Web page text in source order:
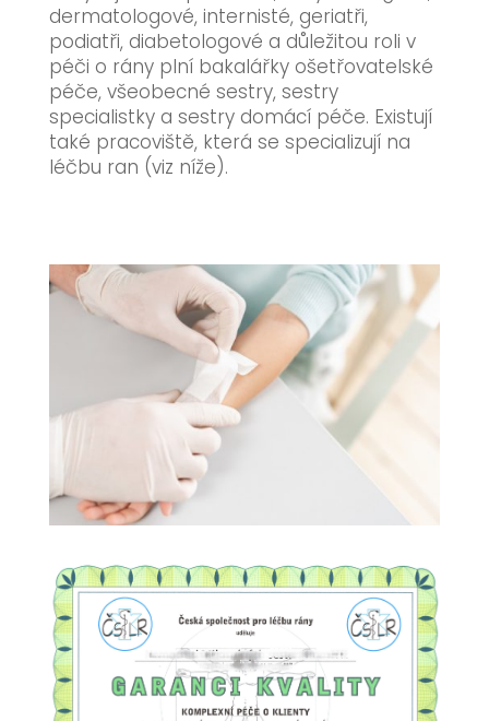
dermatologové, internisté, geriatři,
podiatři, diabetologové a důležitou roli v
péči o rány plní bakalářky ošetřovatelské
péče, všeobecné sestry, sestry
specialistky a sestry domácí péče. Existují
také pracoviště, která se specializují na
léčbu ran (viz níže).